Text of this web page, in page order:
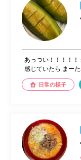
あっつい！！！！
感じていたら まー
日常の様子